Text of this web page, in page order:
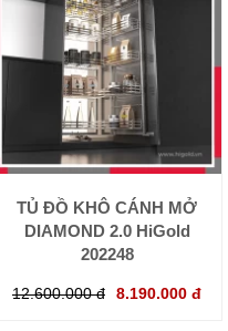
TỦ ĐỒ KHÔ CÁNH MỞ
DIAMOND 2.0 HiGold
202248
12.600.000 đ 8.190.000 đ